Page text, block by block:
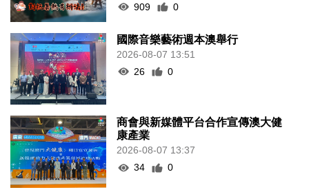
909
0
國際音樂藝術週本澳舉行
2026-08-07 13:51
26
0
商會與新媒體平台合作宣傳澳大健
康產業
2026-08-07 13:37
34
0